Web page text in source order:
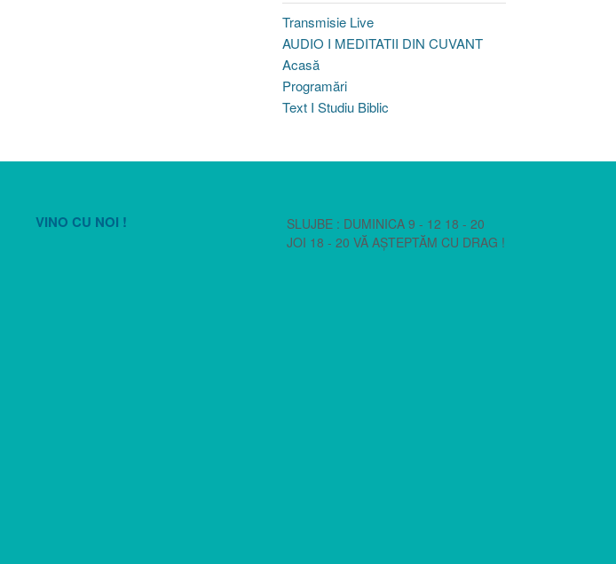
Transmisie Live
AUDIO I MEDITATII DIN CUVANT
Acasă
Programări
Text I Studiu Biblic
VINO CU NOI !
SLUJBE : DUMINICA 9 - 12 18 - 20
JOI 18 - 20 VĂ AȘTEPTĂM CU DRAG !